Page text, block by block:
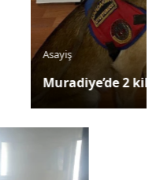
ele geçirildi